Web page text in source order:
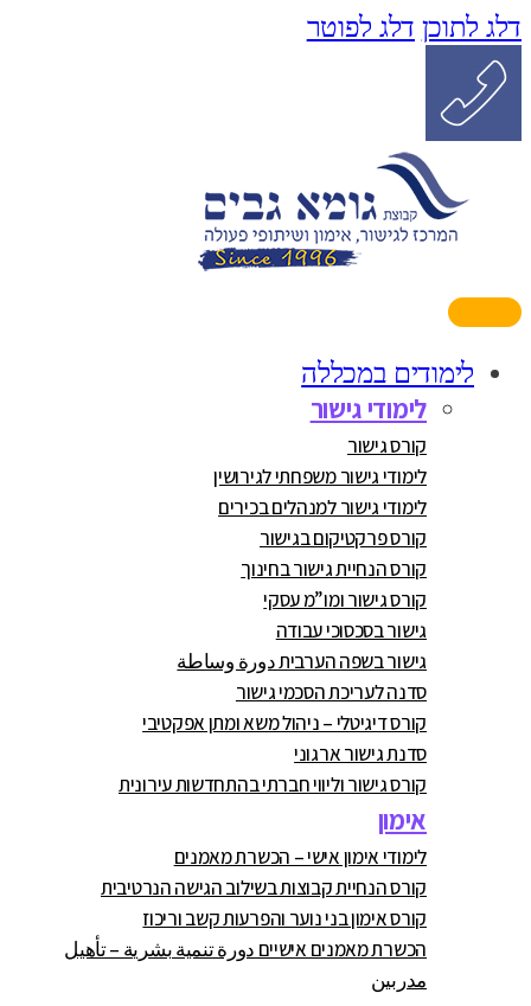
דלג לתוכן דלג לפוטר
לימודים במכללה
לימודי גישור
קורס גישור
לימודי גישור משפחתי לגירושין
לימודי גישור למנהלים בכירים
קורס פרקטיקום בגישור
קורס הנחיית גישור בחינוך
קורס גישור ומו”מ עסקי
גישור בסכסוכי עבודה
גישור בשפה הערבית دورة وساطة
סדנה לעריכת הסכמי גישור
קורס דיגיטלי – ניהול משא ומתן אפקטיבי
סדנת גישור ארגוני
קורס גישור וליווי חברתי בהתחדשות עירונית
אימון
לימודי אימון אישי – הכשרת מאמנים
קורס הנחיית קבוצות בשילוב הגישה הנרטיבית
קורס אימון בני נוער והפרעות קשב וריכוז
הכשרת מאמנים אישיים دورة تنمية بشرية – تأهيل
مدربين